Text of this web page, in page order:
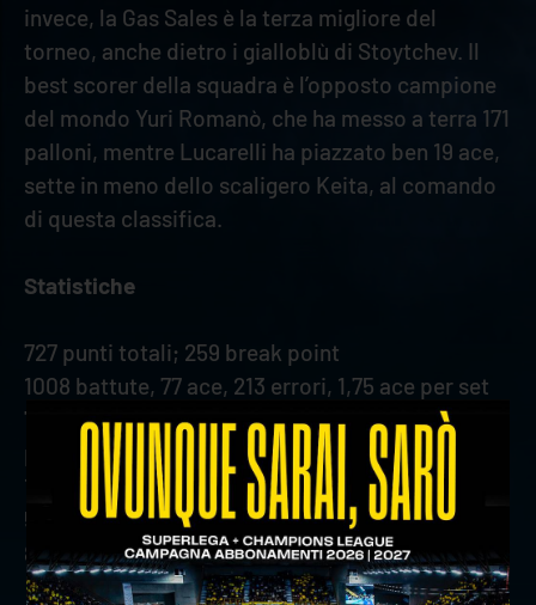
invece, la Gas Sales è la terza migliore del
torneo, anche dietro i gialloblù di Stoytchev. Il
best scorer della squadra è l’opposto campione
del mondo Yuri Romanò, che ha messo a terra 171
palloni, mentre Lucarelli ha piazzato ben 19 ace,
sette in meno dello scaligero Keita, al comando
di questa classifica.
Statistiche
727 punti totali; 259 break point
1008 battute, 77 ace, 213 errori, 1,75 ace per set
772 ricezioni, 68 errori, 382 negative, 185
perfette, 24% perfetta
1081 attacchi, 68 errori, 82 murati, 564 vincenti,
52,2% attacchi vincenti
86 muri; 1,95% muri per set